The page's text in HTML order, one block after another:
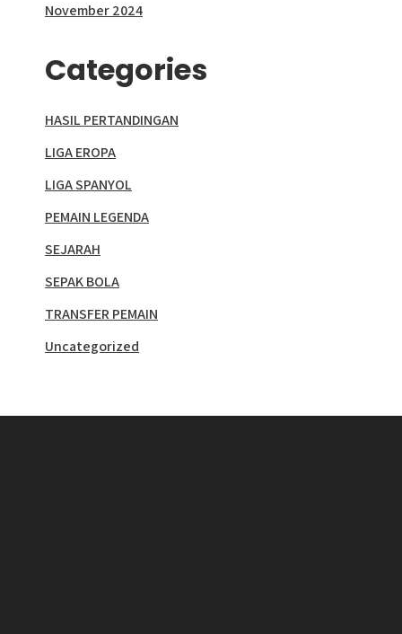
November 2024
Categories
HASIL PERTANDINGAN
LIGA EROPA
LIGA SPANYOL
PEMAIN LEGENDA
SEJARAH
SEPAK BOLA
TRANSFER PEMAIN
Uncategorized